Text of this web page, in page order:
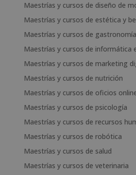
Maestrías y cursos de diseño de
Maestrías y cursos de estética y
Maestrías y cursos de gastronomía
Maestrías y cursos de informática
Maestrías y cursos de marketing
Maestrías y cursos de nutrición
Maestrías y cursos de oficios
Maestrías y cursos de psicología
Maestrías y cursos de recursos
Maestrías y cursos de robótica
Maestrías y cursos de salud
Maestrías y cursos de veterinaria